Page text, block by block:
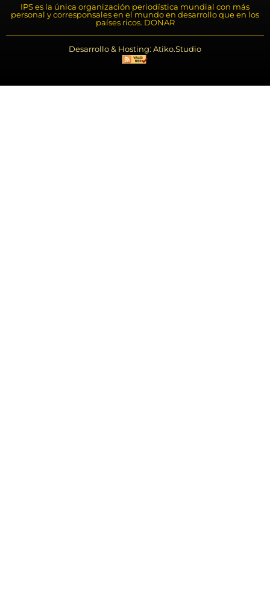
IPS es la única organización periodística mundial con más
personal y corresponsales en el mundo en desarrollo que en los
países ricos. DONAR
Desarrollo & Hosting: Atiko.Studio